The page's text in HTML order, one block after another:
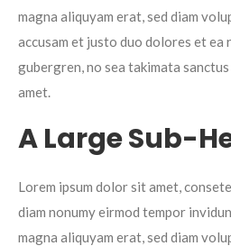
magna aliquyam erat, sed diam
accusam et justo duo dolores et ea
gubergren, no sea takimata
amet.
A Large Sub-
Lorem ipsum dolor sit amet,
diam nonumy eirmod tempor
magna aliquyam erat, sed diam